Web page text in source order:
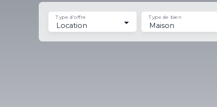
Location
Type d'offre
Maison
Type de bien